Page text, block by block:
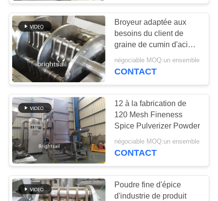
Systèmes de
conducteur de
convoyeur
machine de tamis
de poudre
16
Broyeur adaptée aux
besoins du client de
graine de cumin d'acier
inoxydable des BS 12 à
maille 120
négociable MOQ:un ensemble
CONTACT
12 à la fabrication de
120 Mesh Fineness
Spice Pulverizer Powder
négociable MOQ:un ensemble
CONTACT
Poudre fine d'épice
d'industrie de produit